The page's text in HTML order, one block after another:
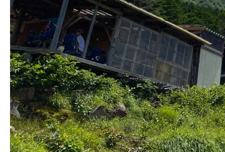
この記事のタイトルとURLをコピーする